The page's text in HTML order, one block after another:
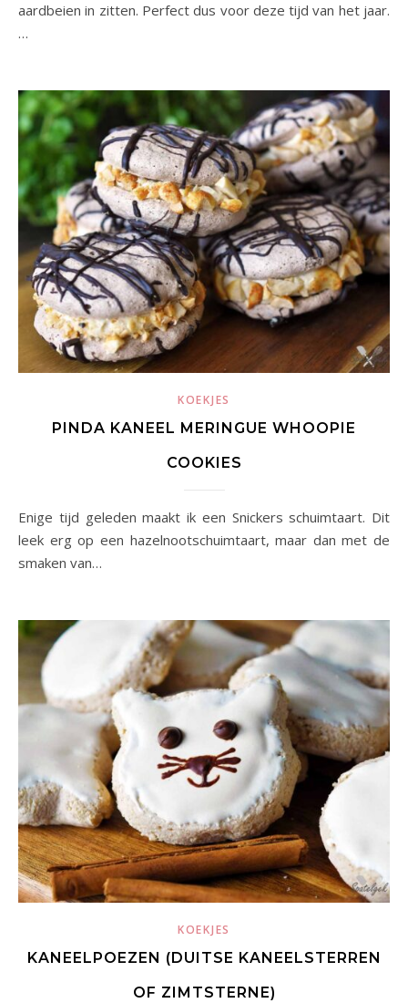
aardbeien in zitten. Perfect dus voor deze tijd van het jaar.
…
KOEKJES
PINDA KANEEL MERINGUE WHOOPIE
COOKIES
Enige tijd geleden maakt ik een Snickers schuimtaart. Dit
leek erg op een hazelnootschuimtaart, maar dan met de
smaken van…
KOEKJES
KANEELPOEZEN (DUITSE KANEELSTERREN
OF ZIMTSTERNE)